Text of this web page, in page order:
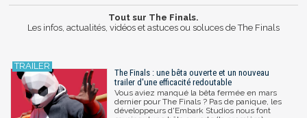
Tout sur The Finals.
Les infos, actualités, vidéos et astuces ou soluces de The Finals
The Finals : une bêta ouverte et un nouveau
trailer d'une efficacité redoutable
Vous aviez manqué la bêta fermée en mars
dernier pour The Finals ? Pas de panique, les
développeurs d'Embark Studios nous font